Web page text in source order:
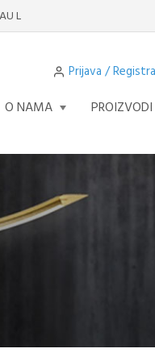
Otkrijte visilicu s četiri
Prijava /
O NAMA PROIZVODI